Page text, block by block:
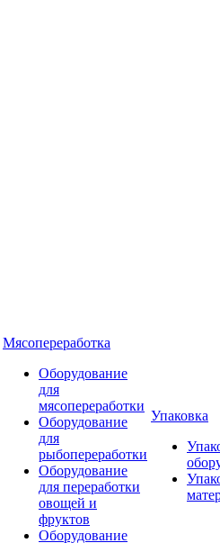
Мясопереработка
Оборудование
для
мясопереработки
Оборудование
для
рыбопереработки
Оборудование
для переработки
овощей и
фруктов
Оборудование
Упаковка